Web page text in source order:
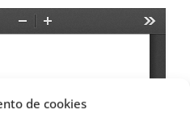
de cookies